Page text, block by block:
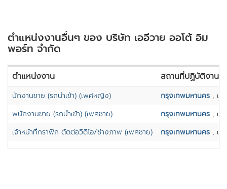
ตำแหน่งงานอื่นๆ ของ บริษัท เออีวาย ออโต้ อิม
พอร์ท จำกัด
ตำแหน่งงาน สถานที่ปฏิบัติงาน
นักงานขาย (รถนำเข้า) (เพศหญิง) กรุงเทพมหานคร , เข
พนักงานขาย (รถนำเข้า) (เพศชาย)
กรุงเทพมหานคร , เข
เจ้าหน้าที่กราฟิก ตัดต่อวิดีโอ/ช่างภาพ (เพศชาย)
กรุงเทพมหานคร , เข